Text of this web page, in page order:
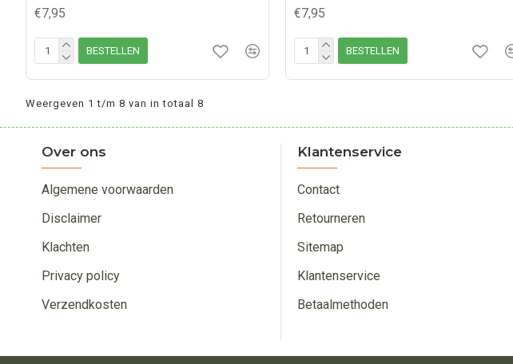
€7,95
BESTELLEN
€7,95
BESTELLEN
Weergeven 1 t/m 8 van in totaal 8
Over ons
Algemene voorwaarden
Disclaimer
Klachten
Privacy policy
Verzendkosten
Klantenservice
Contact
Retourneren
Sitemap
Klantenservice
Betaalmethoden